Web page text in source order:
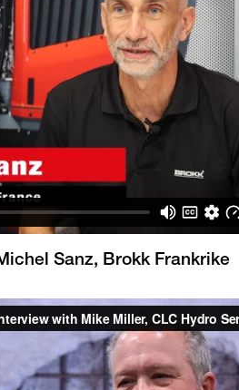
Sanz, Brokk Frankrike